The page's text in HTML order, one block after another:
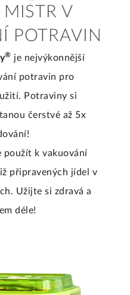
MISTR V
POTRAVIN
® je nejvýkonnější
potravin pro
Potraviny si
čerstvé až 5x
použít k vakuování
připravených jídel v
Užijte si zdravá a
déle!